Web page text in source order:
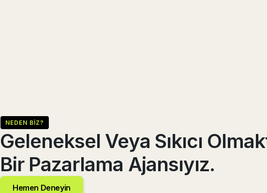
NEDEN BIZ?
Geleneksel Veya Sıkıcı
Bir Pazarlama Ajansıyız.
Hemen Deneyin